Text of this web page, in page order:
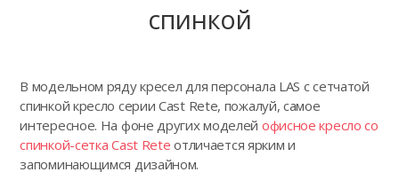
спинкой
В модельном ряду кресел для персонала LAS с сетчатой
спинкой кресло серии Cast Rete, пожалуй, самое
интересное. На фоне других моделей офисное кресло со
спинкой-сетка Cast Rete отличается ярким и
запоминающимся дизайном.